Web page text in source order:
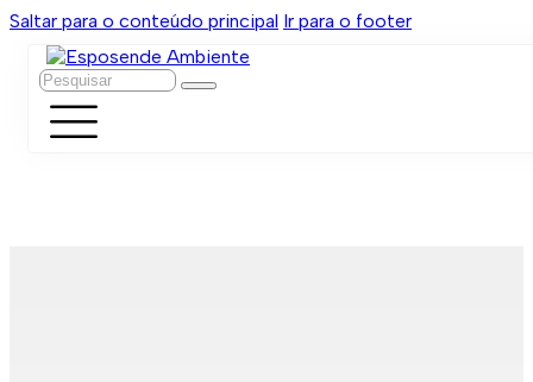
Saltar para o conteúdo principal Ir para o footer
Pesquisar